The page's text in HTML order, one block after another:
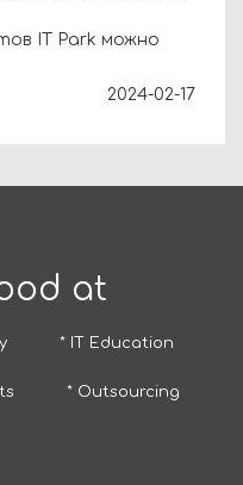
IT Park можно
2024-02-17
at
* IT Education
* Outsourcing